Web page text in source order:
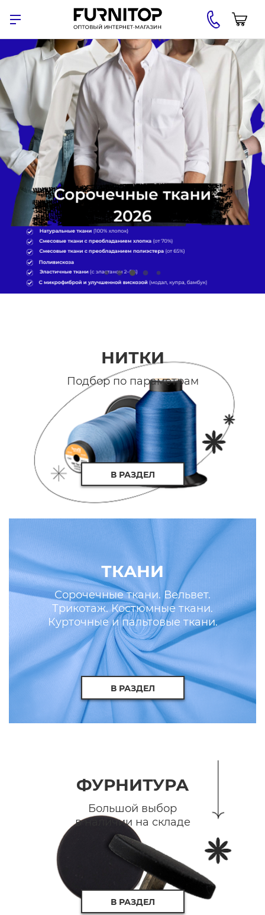
НИТКИ
Подбор по параметрам
В РАЗДЕЛ
ТКАНИ
Сорочечные ткани. Вельвет.
Трикотаж. Костюмные ткани.
Курточные и пальтовые ткани.
Искусственные кожа и мех.
В РАЗДЕЛ
ФУРНИТУРА
Большой выбор
в наличии на складе
В РАЗДЕЛ